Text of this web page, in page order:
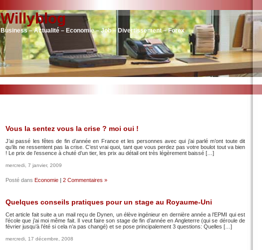
Willyblog
Business – Actualité – Economie – Job – Divertissement – Forex
Vous la sentez vous la crise ? moi oui !
J’ai passé les fêtes de fin d’année en France et les personnes avec qui j’ai parlé m’ont toute dit
qu’ils ne ressentent pas la crise. C’est vrai quoi, tant que vous perdez pas votre boulot tout va bien
! Le prix de l’essence à chuté d’un tier, les prix au détail ont très légèrement baissé […]
mercredi, 7 janvier, 2009
Posté dans Economie | 2 Commentaires »
Quelques conseils pratiques pour un stage au Royaume-Uni
Cet article fait suite a un mail reçu de Dynen, un élève ingénieur en dernière année a l’EPMI qui est
l’école que j’ai moi même fait. Il veut faire son stage de fin d’année en Angleterre (qui se déroule de
février jusqu’à l’été si cela n’a pas changé) et se pose principalement 3 questions: Quelles […]
mercredi, 17 décembre, 2008